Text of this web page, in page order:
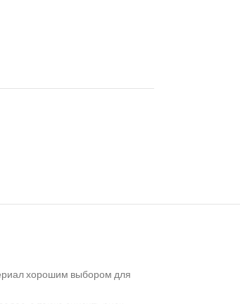
хорошим выбором для